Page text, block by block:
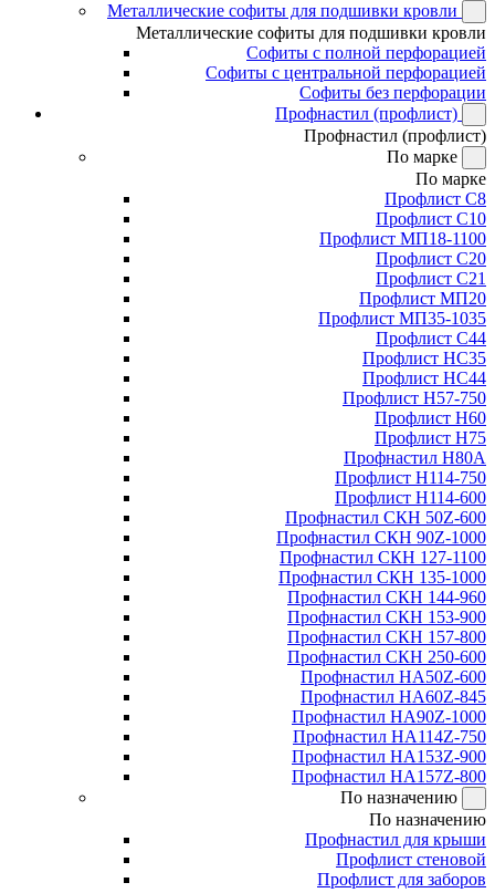
Металлические софиты для подшивки кровли
Металлические софиты для подшивки кровли
Софиты с полной перфорацией
Софиты с центральной перфорацией
Софиты без перфорации
Профнастил (профлист)
Профнастил (профлист)
По марке
По марке
Профлист С8
Профлист С10
Профлист МП18-1100
Профлист С20
Профлист С21
Профлист МП20
Профлист МП35-1035
Профлист С44
Профлист НС35
Профлист НС44
Профлист Н57-750
Профлист Н60
Профлист Н75
Профнастил Н80А
Профлист Н114-750
Профлист Н114-600
Профнастил СКН 50Z-600
Профнастил СКН 90Z-1000
Профнастил СКН 127-1100
Профнастил СКН 135-1000
Профнастил СКН 144-960
Профнастил СКН 153-900
Профнастил СКН 157-800
Профнастил СКН 250-600
Профнастил НА50Z-600
Профнастил НА60Z-845
Профнастил НА90Z-1000
Профнастил НА114Z-750
Профнастил НА153Z-900
Профнастил НА157Z-800
По назначению
По назначению
Профнастил для крыши
Профлист стеновой
Профлист для заборов